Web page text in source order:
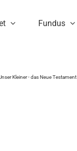
Fundus
Kleiner - das Neue Testament